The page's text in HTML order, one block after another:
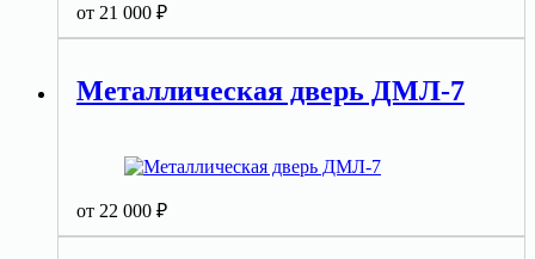
от 21 000 ₽
Металлическая дверь ДМЛ-7
от 22 000 ₽